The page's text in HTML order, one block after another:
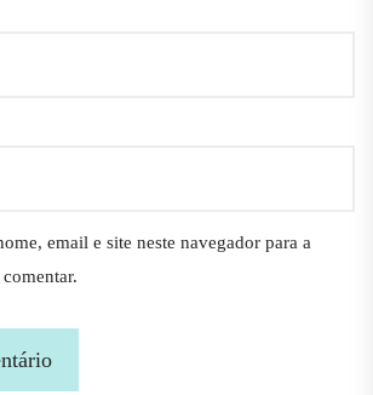
email e site neste navegador para a